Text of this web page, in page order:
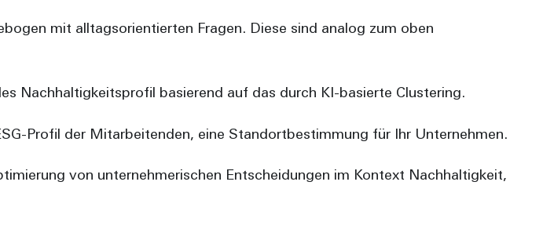
mit alltagsorientierten Fragen. Diese sind analog zum oben
Nachhaltigkeitsprofil basierend auf das durch KI-basierte Clustering.
Profil der Mitarbeitenden, eine Standortbestimmung für Ihr Unternehmen.
von unternehmerischen Entscheidungen im Kontext Nachhaltigkeit,